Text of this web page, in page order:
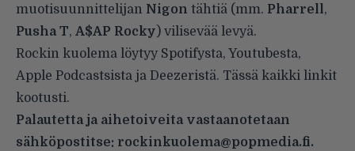
muotisuunnittelijan Nigon tähtiä (mm. Pharrell,
Pusha T, A$AP Rocky) vilisevää levyä.
Rockin kuolema löytyy Spotifysta, Youtubesta,
Apple Podcastsista ja Deezeristä. Tässä kaikki linkit
kootusti.
Palautetta ja aihetoiveita vastaanotetaan
sähköpostitse: rockinkuolema@popmedia.fi.